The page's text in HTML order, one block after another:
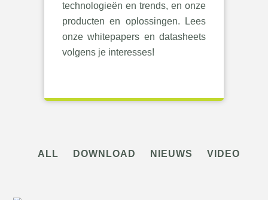
technologieën en trends, en onze
producten en oplossingen. Lees
onze whitepapers en datasheets
volgens je interesses!
ALL DOWNLOAD NIEUWS VIDEO